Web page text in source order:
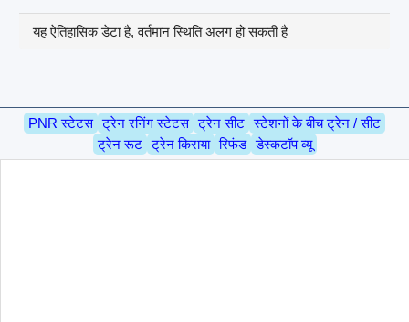
यह ऐतिहासिक डेटा है, वर्तमान स्थिति अलग हो सकती है
PNR स्टेटस ट्रेन रनिंग स्टेटस ट्रेन सीट स्टेशनों के बीच ट्रेन / सीट
ट्रेन रूट ट्रेन किराया रिफंड डेस्कटॉप व्यू